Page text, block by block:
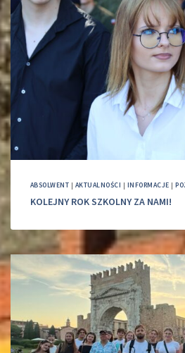
ABSOLWENT | AKTUALNOŚCI | INFORMACJE |
KOLEJNY ROK SZKOLNY ZA NAMI!